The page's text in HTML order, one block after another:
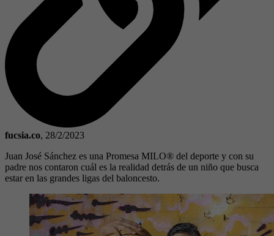
fucsia.co, 28/2/2023
Juan José Sánchez es una Promesa MILO® del deporte y con su
padre nos contaron cuál es la realidad detrás de un niño que busca
estar en las grandes ligas del baloncesto.